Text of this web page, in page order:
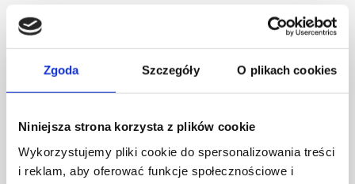
Zgoda Szczegóły O plikach cookies
Niniejsza strona korzysta z plików cookie
Wykorzystujemy pliki cookie do spersonalizowania treści
i reklam, aby oferować funkcje społecznościowe i
Dział Wzornictwa Agnelli